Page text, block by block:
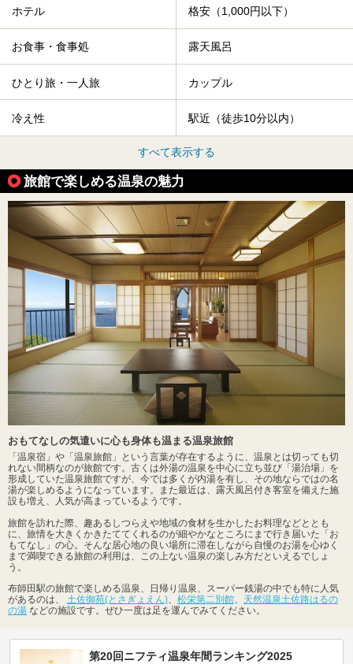
ホテル 格安（1,000円以下）
お食事・食事処 露天風呂
ひとり旅・一人旅 カップル
冷え性 駅近（徒歩10分以内）
すべて表示する
旅館で楽しめる温泉の魅力
おもてなしの気遣いに心も身体も温まる温泉旅館
「温泉宿」や「温泉旅館」という言葉が存在するように、温泉とは切っても切
れない間柄なのが旅館です。古くは外湯の温泉を中心に立ち並び「湯治場」を
形成していた温泉旅館ですが、今では多くが内湯を有し、その地ならではの名
湯が楽しめるようになっています。また最近は、露天風呂付き客室を備えた施
設も増え、人気が高まっているようです。
旅館を訪れた際、趣あるしつらえや地域の食材を生かしたお料理などととも
に、旅情を大きくかきたててくれるのが細やかなところにまで行き届いた「お
もてなし」の心。そんな居心地の良い場所に滞在しながら自慢のお湯を心ゆく
まで満喫できる旅館の利用は、この上ない温泉の楽しみ方だといえるでしょ
う。
布師田駅の旅館で楽しめる温泉、日帰り温泉、スーパー銭湯の中でも特に人気
があるのは、 土佐御苑(とさぎょえん) 松栄第二別館
天然温泉土佐路はるの
の湯 などの施設です。ぜひ一度は足を運んでみてください。
第20回ニフティ温泉年間ランキング2025